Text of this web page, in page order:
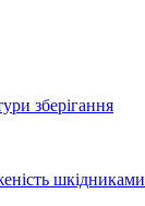
зберігання
шкідниками